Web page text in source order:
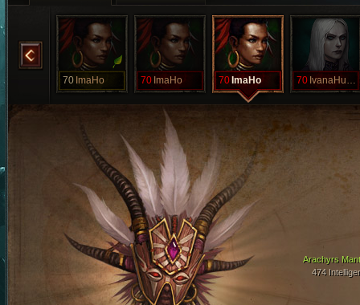
70 ImaHo 70 ImaHo 70 ImaHo 70 IvanaHumpalo
Arachyrs
474